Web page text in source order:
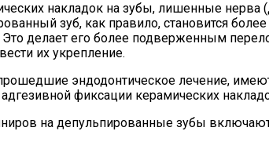
накладок на зубы, лишенные нерва
зуб, как правило, становится
делает его более подверженным
их укрепление.
эндодонтическое лечение,
фиксации керамических
на депульпированные зубы